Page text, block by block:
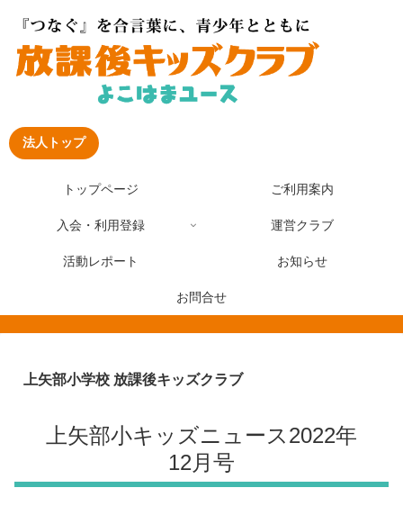
法人トップ
トップページ ご利用案内
入会・利用登録 運営クラブ
活動レポート お知らせ
お問合せ
上矢部小学校 放課後キッズクラブ
上矢部小キッズニュース2022年
12月号